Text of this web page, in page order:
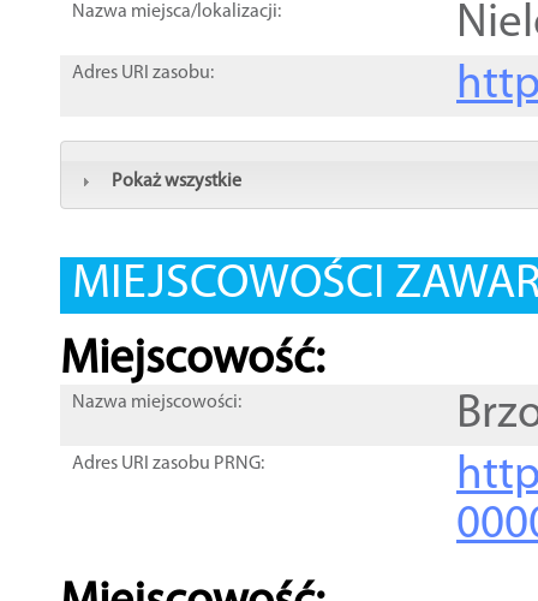
Nazwa miejsca/lokalizacji:
Adres URI zasobu:
Pokaż wszystkie
MIEJSCOWOŚCI
Miejscowość:
Nazwa miejscowości:
Adres URI zasobu PRNG: